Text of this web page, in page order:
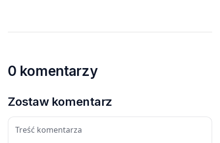
0 komentarzy
Zostaw komentarz